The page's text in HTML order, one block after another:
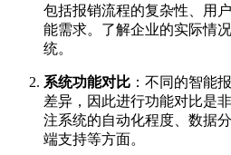
包括报销流程的复杂性、用
能需求。了解企业的实际情
统。
系统功能对比 ：不同的智能
差异，因此进行功能对比是
注系统的自动化程度、数据
端支持等方面。